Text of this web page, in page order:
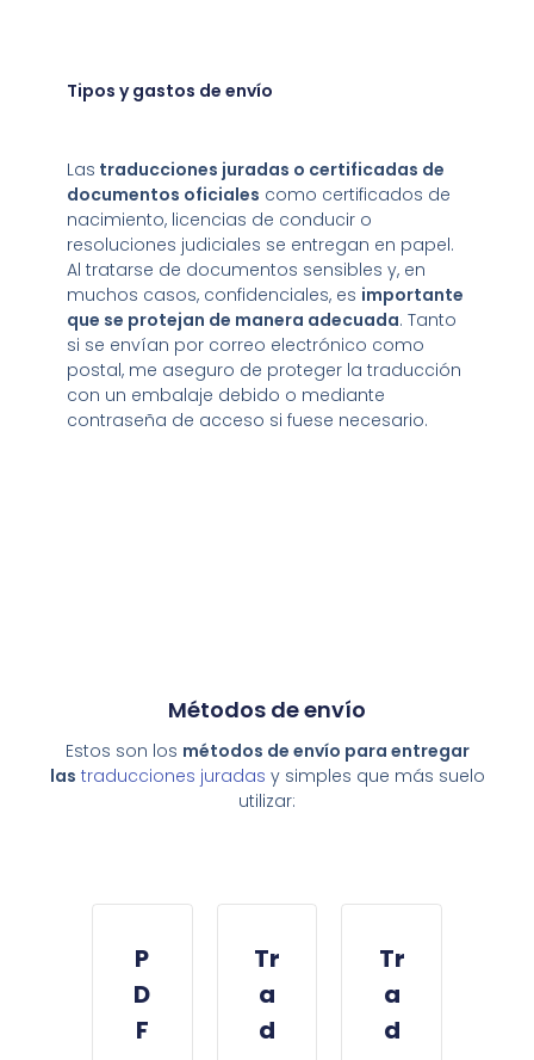
Tipos y gastos de envío
Las traducciones juradas o certificadas de
documentos oficiales como certificados de
nacimiento, licencias de conducir o
resoluciones judiciales se entregan en papel.
Al tratarse de documentos sensibles y, en
muchos casos, confidenciales, es importante
que se protejan de manera adecuada. Tanto
si se envían por correo electrónico como
postal, me aseguro de proteger la traducción
con un embalaje debido o mediante
contraseña de acceso si fuese necesario.
Métodos de envío
Estos son los métodos de envío para entregar
las traducciones juradas y simples que más suelo
utilizar:
P
D
F
Tr
a
d
Tr
a
d